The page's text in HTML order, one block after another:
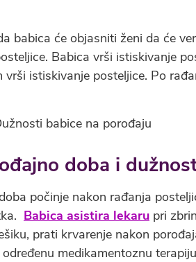
babica će objasniti ženi da će
Babica vrši istiskivanje
vrši istiskivanje posteljice. Po
doba i
počinje nakon rađanja
Babica asistira lekaru pri
prati krvarenje nakon
medikamentoznu